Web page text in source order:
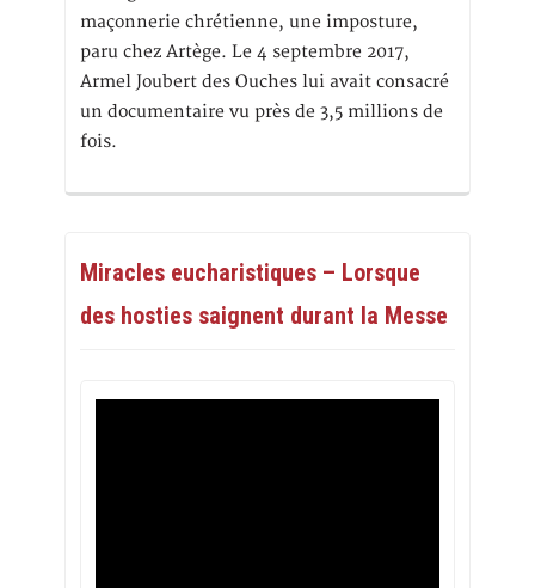
maçonnerie chrétienne, une imposture,
paru chez Artège. Le 4 septembre 2017,
Armel Joubert des Ouches lui avait consacré
un documentaire vu près de 3,5 millions de
fois.
Miracles eucharistiques – Lorsque
des hosties saignent durant la Messe